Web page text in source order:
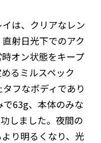
は、クリアなレン
射日光下でのアク
オン状態をキープ
るミルスペック
タフなボディであり
63g、本体のみな
しました。夜間の
り明るくなり、光